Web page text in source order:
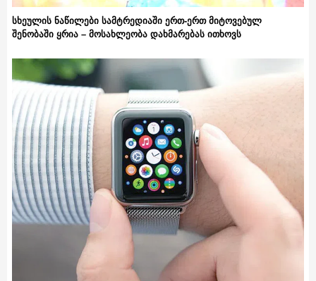
სხეულის ნაწილები სამტრედიაში ერთ-ერთ მიტოვებულ
შენობაში ყრია – მოსახლეობა დახმარებას ითხოვს